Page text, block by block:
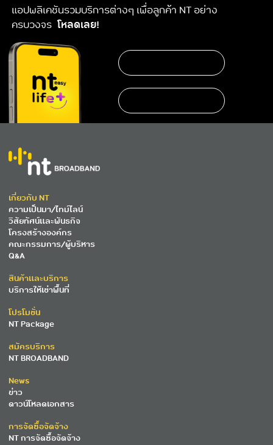
https://www.nteservice.com/eservice
แอปพลิเคชันรวมบริการต่างๆ เพื่อลูกค้า NT อย่าง
ครบวงจร โหลดเลย!
เกี่ยวกับ NT
ความเป็นมา/ไทม์ไลน์
วิสัยทัศน์และพันธกิจ
โครงสร้างองค์กร
คณะกรรมการ/ผู้บริหาร
Q&A
สินค้าและบริการ
บริการให้เช่าพื้นที่
โปรโมชั่น
NT Package
สมัครบริการ
NT BROADBAND
News
ข่าว
ดาวน์โหลดเอกสาร
การจัดซื้อจัดจ้าง
NT การจัดซื้อจัดจ้าง